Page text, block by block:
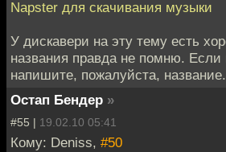
Napster для скачивания музыки
У дискавери на эту тему есть
названия правда не помню. Если
напишите, пожалуйста, название.
Остап Бендер »
#55 | 19.02.10 05:41
Кому: Deniss, #50